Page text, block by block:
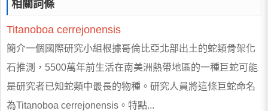
相關詞條
Titanoboa cerrejonensis
簡介一個國際研究小組根據哥倫比亞北部出土的蛇類骨架化
石推測，5500萬年前生活在南美洲熱帶地區的一種巨蛇可能
是研究者已知蛇類中最長的物種。研究人員將這條巨蛇命名
為Titanoboa cerrejonensis。特點...